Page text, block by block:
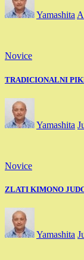
Yamashita
Novice
TRADICIONALNI
Yamashita
Novice
ZLATI KIMONO
Yamashita